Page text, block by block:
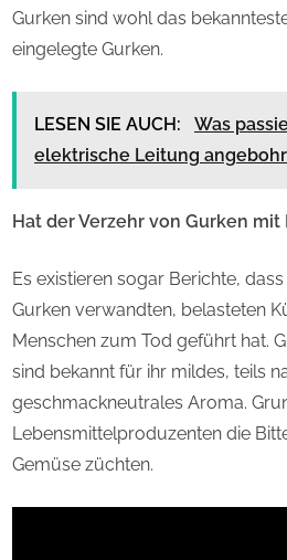
Gurken sind wohl das
eingelegte Gurken.
LESEN SIE AUCH:
Was
elektrische Leitung
Hat der Verzehr von Gurken
Es existieren sogar Berichte,
Gurken verwandten, belasteten
Menschen zum Tod geführt hat.
sind bekannt für ihr mildes, teils
geschmackneutrales Aroma.
Lebensmittelproduzenten die
Gemüse züchten.